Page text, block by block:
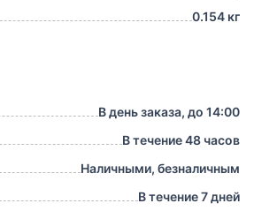
0.154 кг
В день заказа, до 14:00
В течение 48 часов
Наличными, безналичным
В течение 7 дней